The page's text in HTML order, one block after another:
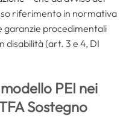
riferimento in normativa
garanzie procedimentali
disabilità (art. 3 e 4, DI
PEI nei
Sostegno